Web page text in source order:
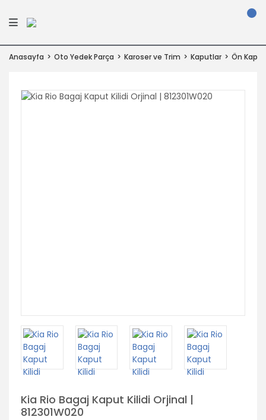
Anasayfa Oto Yedek Parça Karoser ve Trim Kaputlar Ön
Kia Rio Bagaj Kaput Kilidi Orjinal |
812301W020